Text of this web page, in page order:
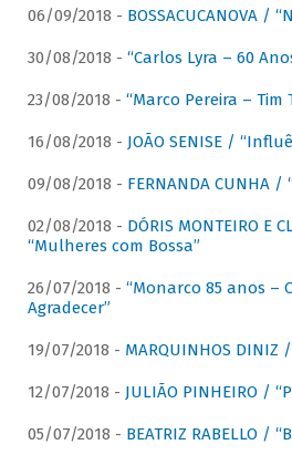
06/09/2018 - BOSSACUCANOVA /
30/08/2018 - “Carlos Lyra – 60
23/08/2018 - “Marco Pereira – Tim
16/08/2018 - JOÃO SENISE /
09/08/2018 - FERNANDA CUNHA
02/08/2018 - DÓRIS MONTEIRO E
“Mulheres com Bossa”
26/07/2018 - “Monarco 85 anos –
Agradecer”
19/07/2018 - MARQUINHOS DINIZ
12/07/2018 - JULIÃO PINHEIRO /
05/07/2018 - BEATRIZ RABELLO /